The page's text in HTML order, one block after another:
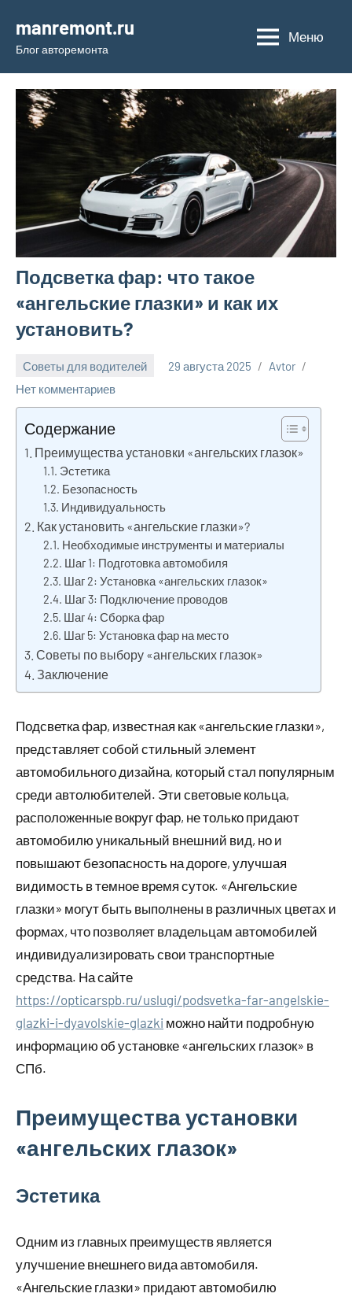
содержимому
manremont.ru
Блог авторемонта
Меню
Подсветка фар: что такое
«ангельские глазки» и как их
установить?
Советы для водителей 29 августа 2025
Avtor
Нет комментариев
Содержание
Преимущества установки «ангельских глазок»
Эстетика
Безопасность
Индивидуальность
Как установить «ангельские глазки»?
Необходимые инструменты и материалы
Шаг 1: Подготовка автомобиля
Шаг 2: Установка «ангельских глазок»
Шаг 3: Подключение проводов
Шаг 4: Сборка фар
Шаг 5: Установка фар на место
Советы по выбору «ангельских глазок»
Заключение
Подсветка фар, известная как «ангельские глазки»,
представляет собой стильный элемент
автомобильного дизайна, который стал популярным
среди автолюбителей. Эти световые кольца,
расположенные вокруг фар, не только придают
автомобилю уникальный внешний вид, но и
повышают безопасность на дороге, улучшая
видимость в темное время суток. «Ангельские
глазки» могут быть выполнены в различных цветах и
формах, что позволяет владельцам автомобилей
индивидуализировать свои транспортные
средства. На сайте
https://opticarspb.ru/uslugi/podsvetka-far-angelskie-
glazki-i-dyavolskie-glazki можно найти подробную
информацию об установке «ангельских глазок» в
СПб.
Преимущества установки
«ангельских глазок»
Эстетика
Одним из главных преимуществ является
улучшение внешнего вида автомобиля.
«Ангельские глазки» придают автомобилю